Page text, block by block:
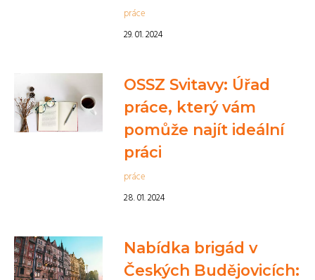
práce
29. 01. 2024
OSSZ Svitavy: Úřad
práce, který vám
pomůže najít ideální
práci
práce
28. 01. 2024
Nabídka brigád v
Českých Budějovicích: